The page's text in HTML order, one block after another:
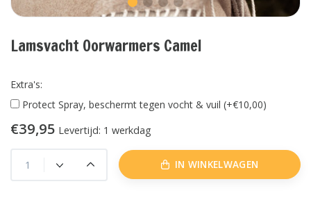
Lamsvacht Oorwarmers Camel
Extra's:
Protect Spray, beschermt tegen vocht & vuil (+€10,00)
€39,95 Levertijd: 1 werkdag
IN WINKELWAGEN